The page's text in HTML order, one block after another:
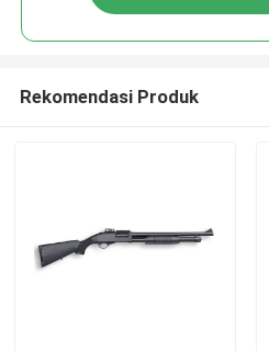
Rekomendasi Produk